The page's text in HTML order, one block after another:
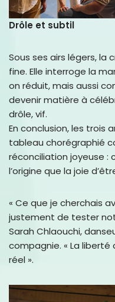
Drôle et subtil
Sous ses airs légers, la
fine. Elle interroge la
on réduit, mais aussi
devenir matière à
drôle, vif.
En conclusion, les trois
tableau chorégraphié
réconciliation joyeuse :
l’origine que la joie
« Ce que je cherchais
justement de tester
Sarah Chlaouchi,
compagnie. « La
réel ».